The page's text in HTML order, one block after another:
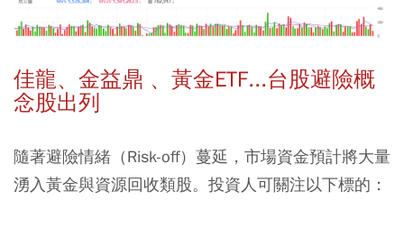
佳龍、金益鼎 、黃金ETF...台股避險概
念股出列
隨著避險情緒（Risk-off）蔓延，市場資金預計將大量
湧入黃金與資源回收類股。投資人可關注以下標的：